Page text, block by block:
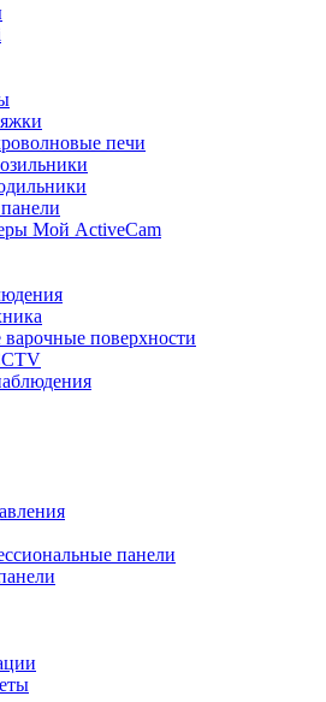
печи
Мой ActiveCam
поверхности
панели